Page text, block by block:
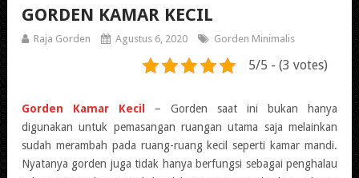
GORDEN KAMAR KECIL
Raja Gorden Agustus 6, 2020 Gorden Minimalis
5/5 - (3 votes)
Gorden Kamar Kecil
– Gorden saat ini bukan hanya
digunakan untuk pemasangan ruangan utama saja melainkan
sudah merambah pada ruang-ruang kecil seperti kamar mandi.
Nyatanya gorden juga tidak hanya berfungsi sebagai penghalau